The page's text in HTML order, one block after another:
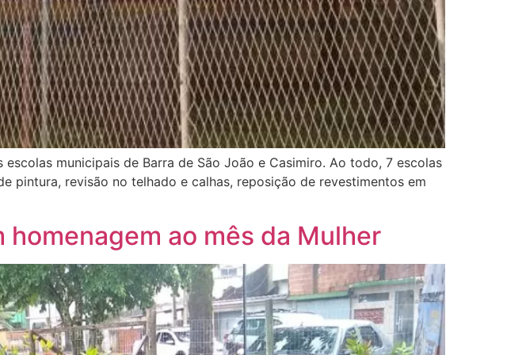
municipais de Barra de São João e Casimiro. Ao todo, 7 escolas
pintura, revisão no telhado e calhas, reposição de revestimentos em
homenagem ao mês da Mulher